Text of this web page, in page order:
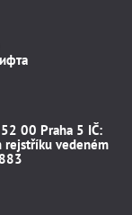
00 Praha 5 IČ:
rejstříku vedeném